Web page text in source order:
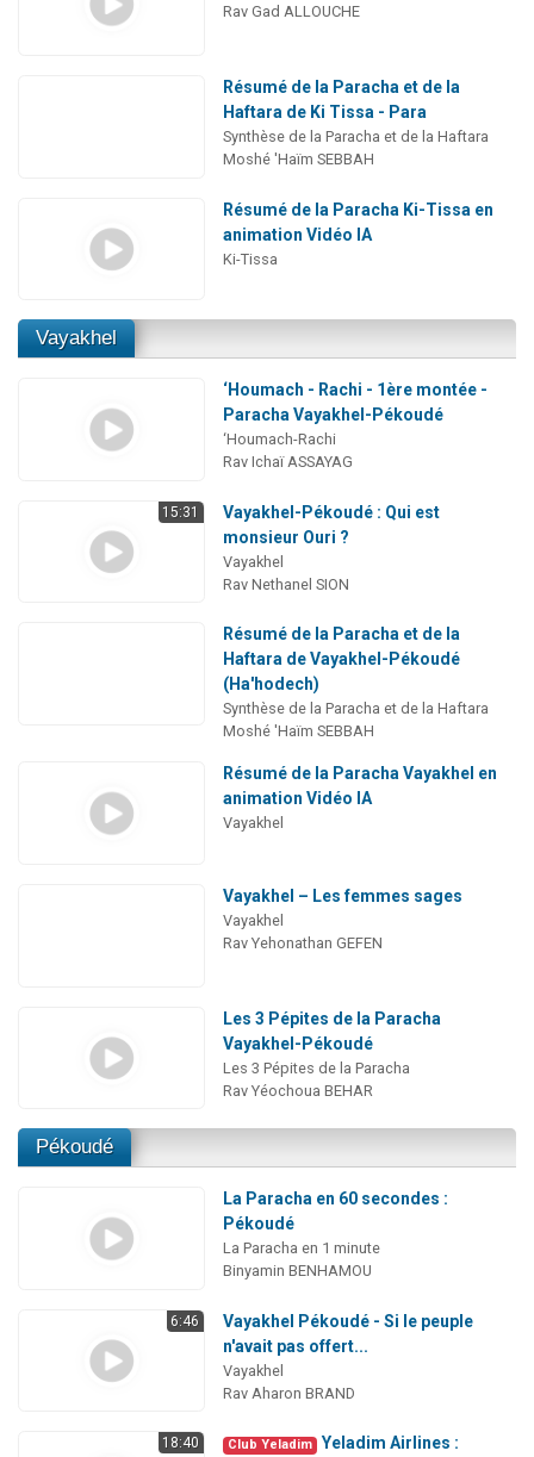
Rav Gad ALLOUCHE
Résumé de la Paracha et de la
Haftara de Ki Tissa - Para
Synthèse de la Paracha et de la Haftara
Moshé 'Haïm SEBBAH
Résumé de la Paracha Ki-Tissa en
animation Vidéo IA
Ki-Tissa
Vayakhel
‘Houmach - Rachi - 1ère montée -
Paracha Vayakhel-Pékoudé
‘Houmach-Rachi
Rav Ichaï ASSAYAG
15:31
Vayakhel-Pékoudé : Qui est
monsieur Ouri ?
Vayakhel
Rav Nethanel SION
Résumé de la Paracha et de la
Haftara de Vayakhel-Pékoudé
(Ha'hodech)
Synthèse de la Paracha et de la Haftara
Moshé 'Haïm SEBBAH
Résumé de la Paracha Vayakhel en
animation Vidéo IA
Vayakhel
Vayakhel – Les femmes sages
Vayakhel
Rav Yehonathan GEFEN
Les 3 Pépites de la Paracha
Vayakhel-Pékoudé
Les 3 Pépites de la Paracha
Rav Yéochoua BEHAR
Pékoudé
La Paracha en 60 secondes :
Pékoudé
La Paracha en 1 minute
Binyamin BENHAMOU
6:46
Vayakhel Pékoudé - Si le peuple
n'avait pas offert...
Vayakhel
Rav Aharon BRAND
18:40 Club Yeladim
Yeladim Airlines :